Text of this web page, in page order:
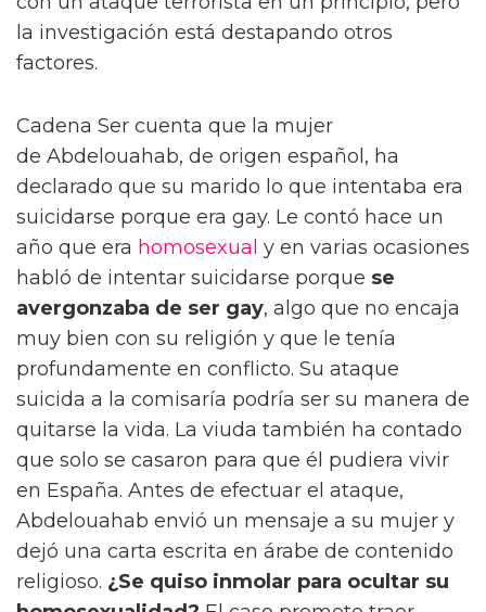
la investigación está destapando otros
factores.
Cadena Ser cuenta que la mujer
de Abdelouahab, de origen español, ha
declarado que su marido lo que intentaba era
suicidarse porque era gay. Le contó hace un
año que era homosexual y en varias ocasiones
habló de intentar suicidarse porque se
avergonzaba de ser gay, algo que no encaja
muy bien con su religión y que le tenía
profundamente en conflicto. Su ataque
suicida a la comisaría podría ser su manera de
quitarse la vida. La viuda también ha contado
que solo se casaron para que él pudiera vivir
en España. Antes de efectuar el ataque,
Abdelouahab envió un mensaje a su mujer y
dejó una carta escrita en árabe de contenido
religioso. ¿Se quiso inmolar para ocultar su